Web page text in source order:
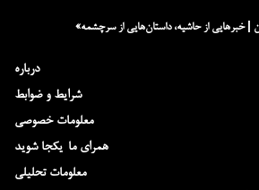
درباره
شرایط و ضوابط
معلومات خصوصی
همرای ما-یکجا شوید
معلومات تحلیلی